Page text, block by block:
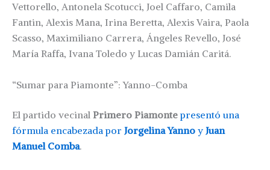
Vettorello, Antonela Scotucci, Joel Caffaro, Camila
Fantin, Alexis Mana, Irina Beretta, Alexis Vaira, Paola
Scasso, Maximiliano Carrera, Ángeles Revello, José
María Raffa, Ivana Toledo y Lucas Damián Caritá.
“Sumar para Piamonte”: Yanno-Comba
El partido vecinal Primero Piamonte presentó una
fórmula encabezada por Jorgelina Yanno y Juan
Manuel Comba.